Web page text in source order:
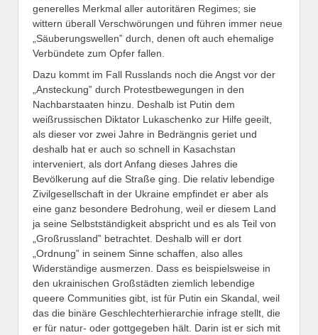
generelles Merkmal aller autoritären Regimes; sie
wittern überall Verschwörungen und führen immer neue
„Säuberungswellen‟ durch, denen oft auch ehemalige
Verbündete zum Opfer fallen.
Dazu kommt im Fall Russlands noch die Angst vor der
„Ansteckung‟ durch Protestbewegungen in den
Nachbarstaaten hinzu. Deshalb ist Putin dem
weißrussischen Diktator Lukaschenko zur Hilfe geeilt,
als dieser vor zwei Jahre in Bedrängnis geriet und
deshalb hat er auch so schnell in Kasachstan
interveniert, als dort Anfang dieses Jahres die
Bevölkerung auf die Straße ging. Die relativ lebendige
Zivilgesellschaft in der Ukraine empfindet er aber als
eine ganz besondere Bedrohung, weil er diesem Land
ja seine Selbstständigkeit abspricht und es als Teil von
„Großrussland‟ betrachtet. Deshalb will er dort
„Ordnung‟ in seinem Sinne schaffen, also alles
Widerständige ausmerzen. Dass es beispielsweise in
den ukrainischen Großstädten ziemlich lebendige
queere Communities gibt, ist für Putin ein Skandal, weil
das die binäre Geschlechterhierarchie infrage stellt, die
er für natur- oder gottgegeben hält. Darin ist er sich mit